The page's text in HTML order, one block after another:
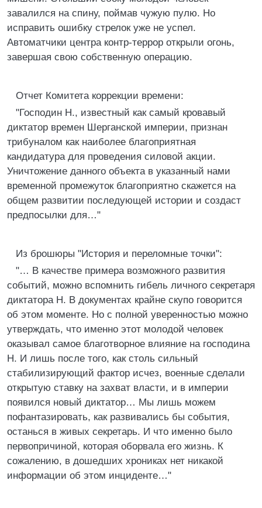
завалился на спину, поймав чужую пулю. Но
исправить ошибку стрелок уже не успел.
Автоматчики центра контр-террор открыли огонь,
завершая свою собственную операцию.
Отчет Комитета коррекции времени:
"Господин Н., известный как самый кровавый
диктатор времен Шерганской империи, признан
трибуналом как наиболее благоприятная
кандидатура для проведения силовой акции.
Уничтожение данного объекта в указанный нами
временной промежуток благоприятно скажется на
общем развитии последующей истории и создаст
предпосылки для…"
Из брошюры "История и переломные точки":
"… В качестве примера возможного развития
событий, можно вспомнить гибель личного секретаря
диктатора Н. В документах крайне скупо говорится
об этом моменте. Но с полной уверенностью можно
утверждать, что именно этот молодой человек
оказывал самое благотворное влияние на господина
Н. И лишь после того, как столь сильный
стабилизирующий фактор исчез, военные сделали
открытую ставку на захват власти, и в империи
появился новый диктатор… Мы лишь можем
пофантазировать, как развивались бы события,
останься в живых секретарь. И что именно было
первопричиной, которая оборвала его жизнь. К
сожалению, в дошедших хрониках нет никакой
информации об этом инциденте…"